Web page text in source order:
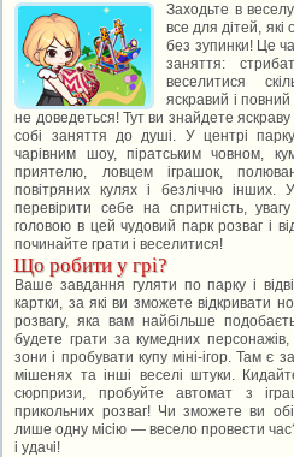
Заходьте в
все для дітей, які
без зупинки! Це
заняття:
веселитися
яскравий і
не доведеться! Тут ви знайдете яскраву
собі заняття до душі. У центрі
чарівним шоу, піратським човном,
приятелю, ловцем іграшок,
повітряних кулях і безліччю інших.
перевірити себе на спритність,
головою в цей чудовий парк розваг і
починайте грати і веселитися!
Що робити у грі?
Ваше завдання гуляти по парку і
картки, за які ви зможете відкривати
розвагу, яка вам найбільше
будете грати за кумедних персонажів,
зони і пробувати купу міні-ігор. Там є
мішенях та інші веселі штуки.
сюрпризи, пробуйте автомат з
прикольних розваг! Чи зможете ви
лише одну місію — весело провести
і удачі!